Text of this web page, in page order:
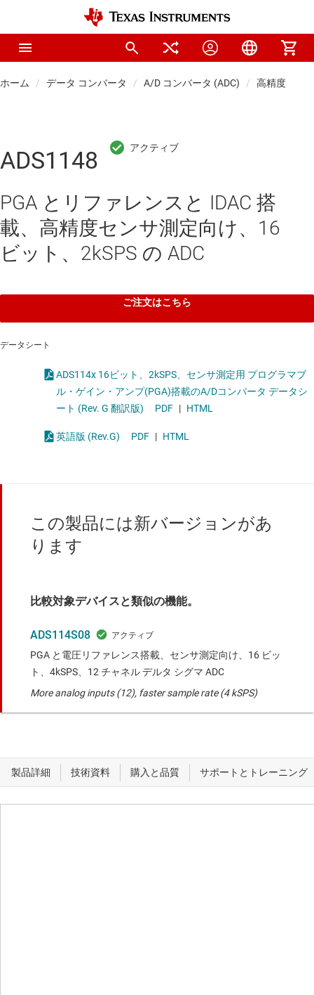
ホーム データ コンバータ A/D コンバータ (ADC) 高精度 ADC
ADS1148
PGA とリファレンスと IDAC 搭
載、高精度センサ測定向け、16
ビット、2kSPS の ADC
ご注文はこちら
データシート
ADS114x 16ビット、2kSPS、センサ測定用 プログラマブ
ル・ゲイン・アンプ(PGA)搭載のA/Dコンバータ データシ
ート (Rev. G 翻訳版)
PDF | HTML
英語版 (Rev.G) PDF | HTML
この製品には新バージョンがあ
ります
比較対象デバイスと類似の機能。
ADS114S08
PGA と電圧リファレンス搭載、センサ測定向け、16 ビッ
ト、4kSPS、12 チャネル デルタ シグマ ADC
More analog inputs (12), faster sample rate (4 kSPS)